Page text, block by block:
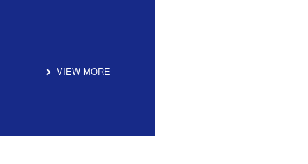
VIEW MORE